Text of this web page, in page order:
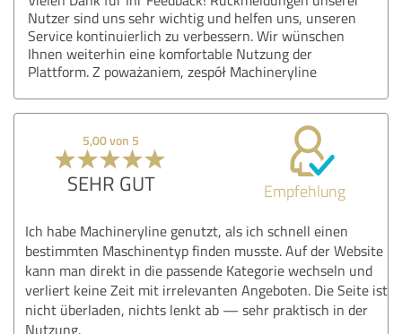
Nutzer sind uns sehr wichtig und helfen uns, unseren
Service kontinuierlich zu verbessern. Wir wünschen
Ihnen weiterhin eine komfortable Nutzung der
Plattform. Z poważaniem, zespół Machineryline
5,00 von 5
SEHR GUT Empfehlung
Ich habe Machineryline genutzt, als ich schnell einen
bestimmten Maschinentyp finden musste. Auf der Website
kann man direkt in die passende Kategorie wechseln und
verliert keine Zeit mit irrelevanten Angeboten. Die Seite ist
nicht überladen, nichts lenkt ab — sehr praktisch in der
Nutzung.